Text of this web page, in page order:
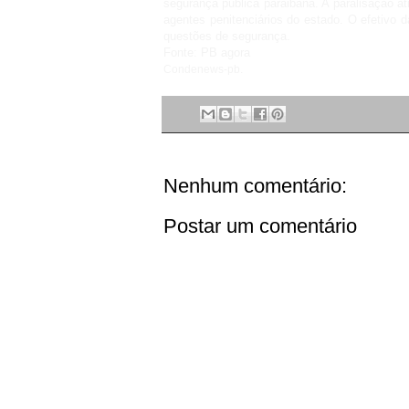
Nenhum comentário:
Postar um comentário